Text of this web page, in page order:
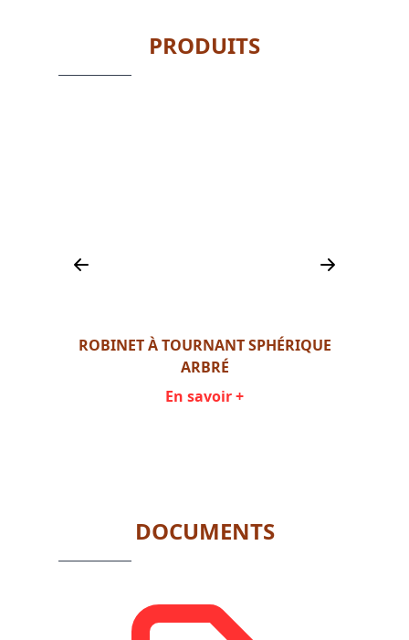
PRODUITS
ROBINET À TOURNANT SPHÉRIQUE
ARBRÉ
En savoir +
DOCUMENTS